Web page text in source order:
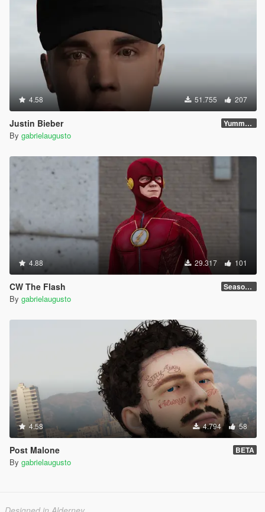
4.58 51.755 207
Justin Bieber Yummy Update
By gabrielaugusto
4.88 29.317 101
CW The Flash Season 4
By gabrielaugusto
4.58 4.794 58
Post Malone BETA
By gabrielaugusto